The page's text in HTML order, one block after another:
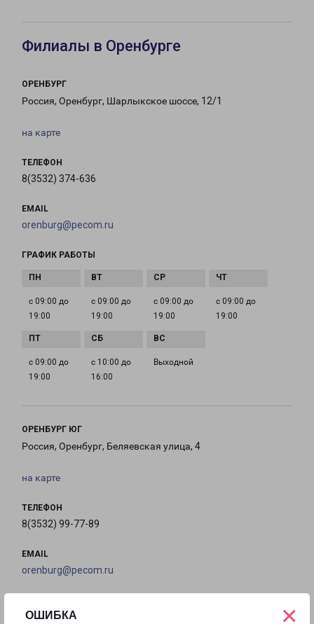
ОШИБКА ×
Филиалы в Оренбурге
ОРЕНБУРГ
Россия, Оренбург, Шарлыкское шоссе, 12/1
на карте
ТЕЛЕФОН
8(3532) 374-636
EMAIL
orenburg@pecom.ru
ГРАФИК РАБОТЫ
с 09:00 до
19:00
с 09:00 до
19:00
с 09:00 до
19:00
с 09:00 до
19:00
с 09:00 до
19:00
с 10:00 до
16:00
Выходной
ОРЕНБУРГ ЮГ
Россия, Оренбург, Беляевская улица, 4
на карте
ТЕЛЕФОН
8(3532) 99-77-89
EMAIL
orenburg@pecom.ru